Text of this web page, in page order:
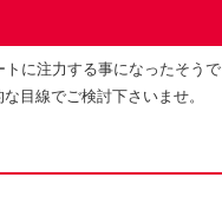
に注力する事になったそうで
目線でご検討下さいませ。